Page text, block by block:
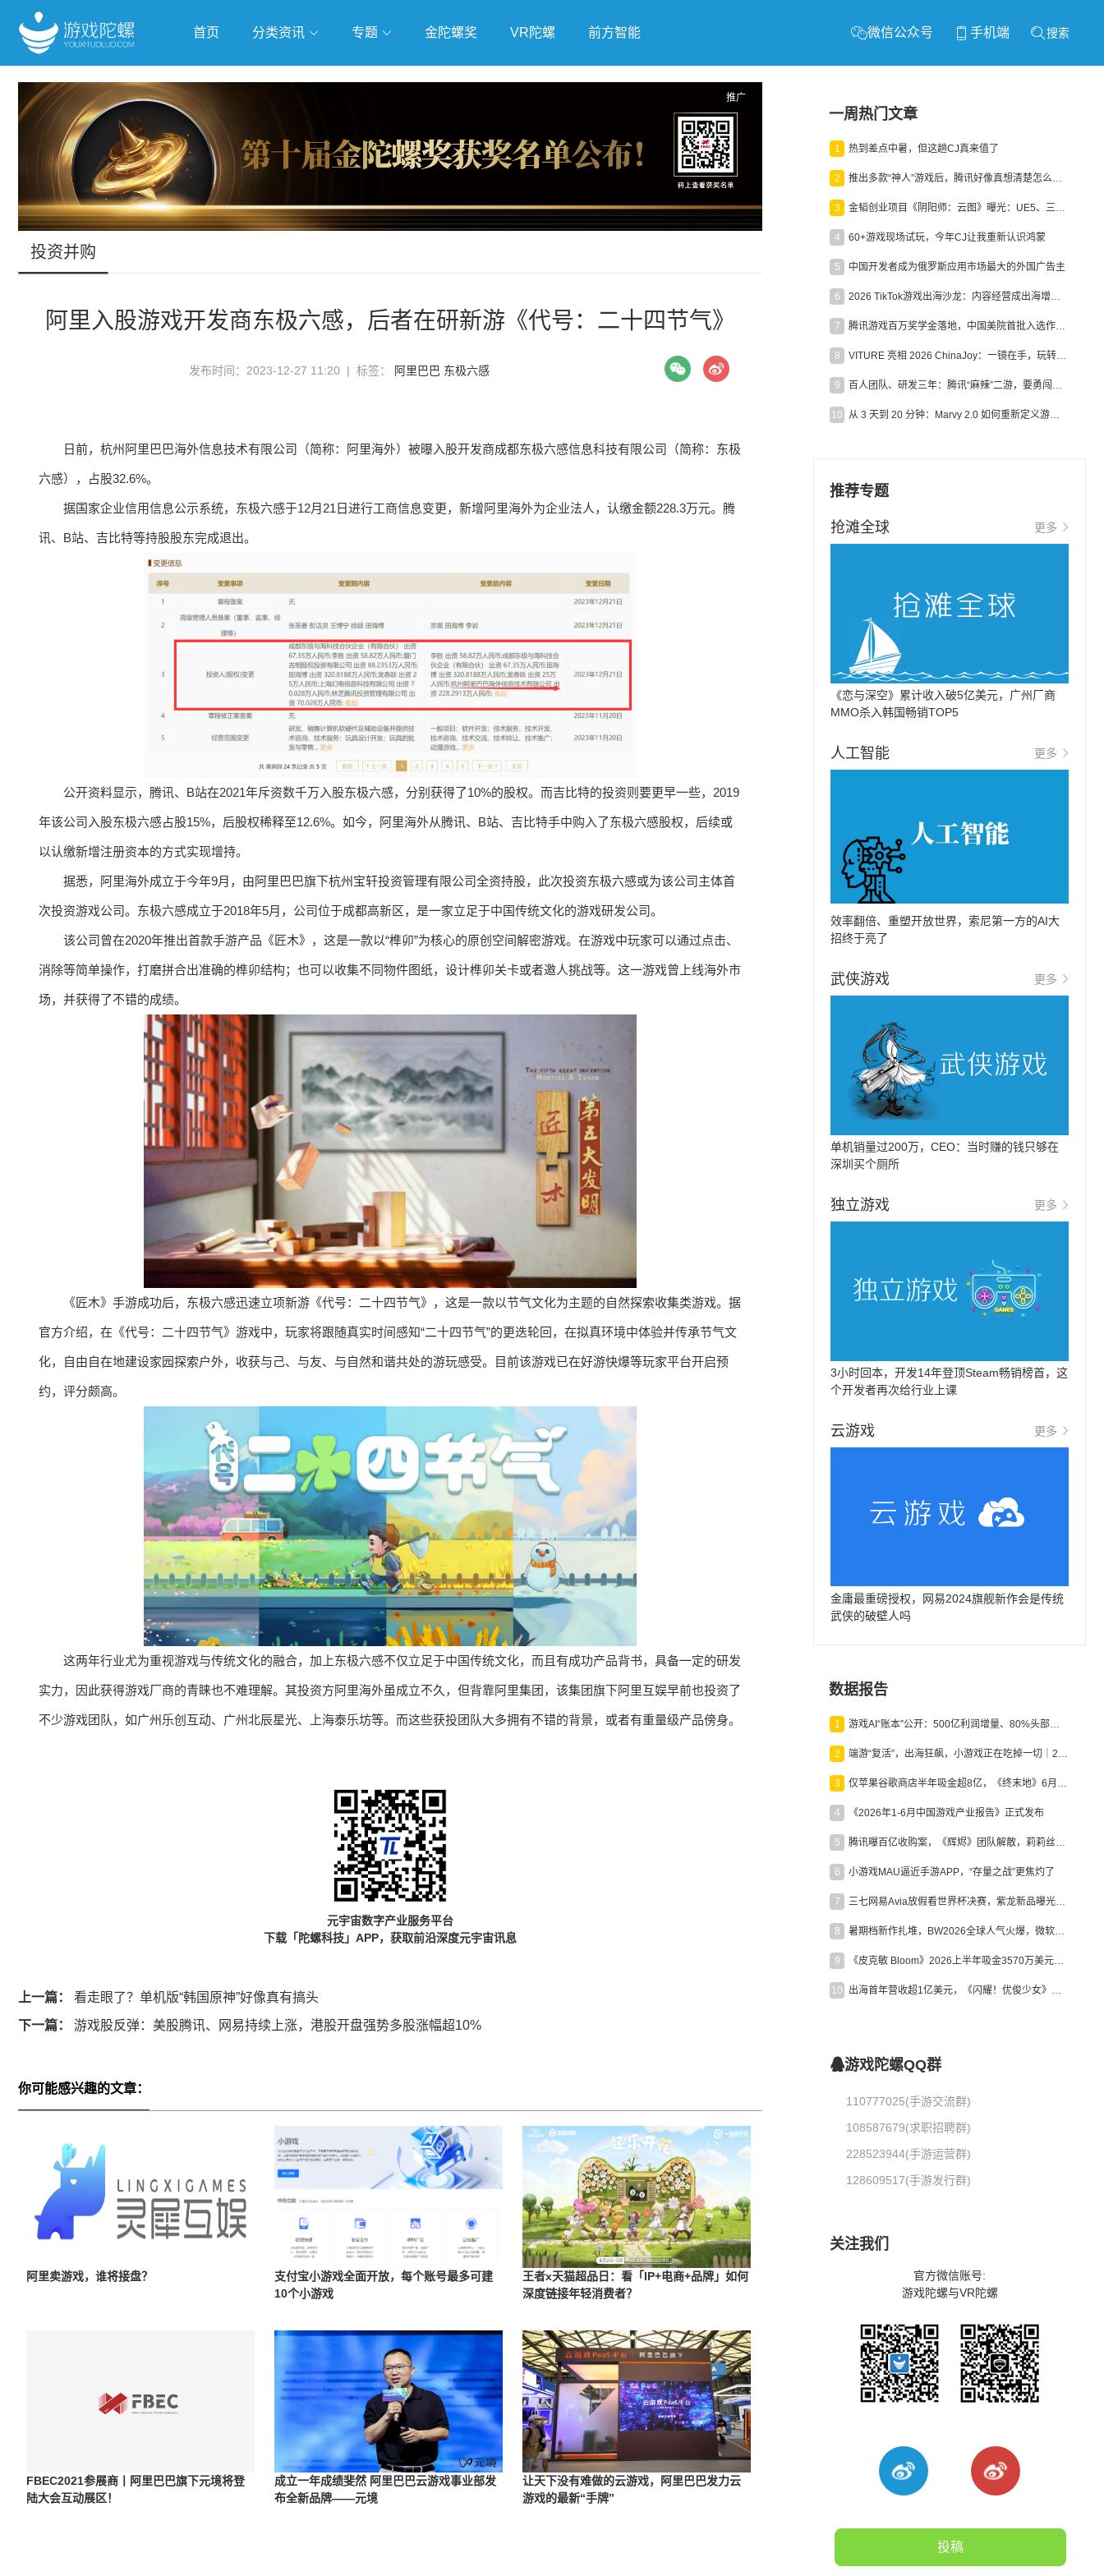
首页 分类资讯 专题
抢滩全球 人工智能 武侠游戏 独立游戏 云游戏
跨界Talk
金陀螺奖 VR陀螺 前方智能 微信公众号 手机端 搜索
推广
投资并购
阿里入股游戏开发商东极六感，后者在研新游《代号：二十四节气》
发布时间：2023-12-27 11:20 | 标签： 阿里巴巴 东极六感
日前，杭州阿里巴巴海外信息技术有限公司（简称：阿里海外）被曝入股开发商成都东极六感信息科技有限公司（简称：东极
六感），占股32.6%。
据国家企业信用信息公示系统，东极六感于12月21日进行工商信息变更，新增阿里海外为企业法人，认缴金额228.3万元。腾
讯、B站、吉比特等持股股东完成退出。
公开资料显示，腾讯、B站在2021年斥资数千万入股东极六感，分别获得了10%的股权。而吉比特的投资则要更早一些，2019
年该公司入股东极六感占股15%，后股权稀释至12.6%。如今，阿里海外从腾讯、B站、吉比特手中购入了东极六感股权，后续或
以认缴新增注册资本的方式实现增持。
据悉，阿里海外成立于今年9月，由阿里巴巴旗下杭州宝轩投资管理有限公司全资持股，此次投资东极六感或为该公司主体首
次投资游戏公司。东极六感成立于2018年5月，公司位于成都高新区，是一家立足于中国传统文化的游戏研发公司。
该公司曾在2020年推出首款手游产品《匠木》，这是一款以“榫卯”为核心的原创空间解密游戏。在游戏中玩家可以通过点击、
消除等简单操作，打磨拼合出准确的榫卯结构；也可以收集不同物件图纸，设计榫卯关卡或者邀人挑战等。这一游戏曾上线海外市
场，并获得了不错的成绩。
《匠木》手游成功后，东极六感迅速立项新游《代号：二十四节气》，这是一款以节气文化为主题的自然探索收集类游戏。据
官方介绍，在《代号：二十四节气》游戏中，玩家将跟随真实时间感知“二十四节气”的更迭轮回，在拟真环境中体验并传承节气文
化，自由自在地建设家园探索户外，收获与己、与友、与自然和谐共处的游玩感受。目前该游戏已在好游快爆等玩家平台开启预
约，评分颇高。
这两年行业尤为重视游戏与传统文化的融合，加上东极六感不仅立足于中国传统文化，而且有成功产品背书，具备一定的研发
实力，因此获得游戏厂商的青睐也不难理解。其投资方阿里海外虽成立不久，但背靠阿里集团，该集团旗下阿里互娱早前也投资了
不少游戏团队，如广州乐创互动、广州北辰星光、上海泰乐坊等。而这些获投团队大多拥有不错的背景，或者有重量级产品傍身。
元宇宙数字产业服务平台
下载「陀螺科技」APP，获取前沿深度元宇宙讯息
上一篇： 看走眼了？单机版“韩国原神”好像真有搞头
下一篇： 游戏股反弹：美股腾讯、网易持续上涨，港股开盘强势多股涨幅超10%
你可能感兴趣的文章：
阿里卖游戏，谁将接盘？
支付宝小游戏全面开放，每个账号最多可建
10个小游戏
王者x天猫超品日：看「IP+电商+品牌」如何
深度链接年轻消费者？
FBEC2021参展商丨阿里巴巴旗下元境将登
陆大会互动展区！
成立一年成绩斐然 阿里巴巴云游戏事业部发
布全新品牌——元境
让天下没有难做的云游戏，阿里巴巴发力云
游戏的最新“手牌”
一周热门文章
1 热到差点中暑，但这趟CJ真来值了
2 推出多款“神人”游戏后，腾讯好像真想清楚怎么做二次元了
3 金韬创业项目《阴阳师：云图》曝光：UE5、三端互通、ARPG
4 60+游戏现场试玩，今年CJ让我重新认识鸿蒙
5 中国开发者成为俄罗斯应用市场最大的外国广告主
6 2026 TikTok游戏出海沙龙：内容经营成出海增长新引擎
7 腾讯游戏百万奖学金落地，中国美院首批入选作品获业内关注
8 VITURE 亮相 2026 ChinaJoy：一镜在手，玩转全场！
9 百人团队、研发三年：腾讯“麻辣”二游，要勇闯男性恋爱市场
10 从 3 天到 20 分钟：Marvy 2.0 如何重新定义游戏出海营销效率？
推荐专题
抢滩全球 更多
《恋与深空》累计收入破5亿美元，广州厂商
MMO杀入韩国畅销TOP5
人工智能 更多
效率翻倍、重塑开放世界，索尼第一方的AI大
招终于亮了
武侠游戏 更多
单机销量过200万，CEO：当时赚的钱只够在
深圳买个厕所
独立游戏 更多
3小时回本，开发14年登顶Steam畅销榜首，这
个开发者再次给行业上课
云游戏 更多
金庸最重磅授权，网易2024旗舰新作会是传统
武侠的破壁人吗
数据报告
1 游戏AI“账本”公开：500亿利润增量、80%头部入局，谁在闷声发财？
2 端游“复活”，出海狂飙，小游戏正在吃掉一切｜2026上半年产业报告
3 仅苹果谷歌商店半年吸金超8亿，《终末地》6月份收入显著回暖
4 《2026年1-6月中国游戏产业报告》正式发布
5 腾讯曝百亿收购案，《辉烬》团队解散，莉莉丝新作曝光｜陀螺周报
6 小游戏MAU逼近手游APP，“存量之战”更焦灼了
7 三七网易Avia放假看世界杯决赛，紫龙新品曝光，米哈游新作上线 | 陀螺周报
8 暑期档新作扎堆，BW2026全球人气火爆，微软XBOX大裁员|陀螺周报
9 《皮克敏 Bloom》2026上半年吸金3570万美元，中国台湾成最大市场
10 出海首年营收超1亿美元，《闪耀！优俊少女》美国市场占比达七成
游戏陀螺QQ群
110777025(手游交流群)
108587679(求职招聘群)
228523944(手游运营群)
128609517(手游发行群)
关注我们
官方微信账号:
游戏陀螺与VR陀螺
投稿